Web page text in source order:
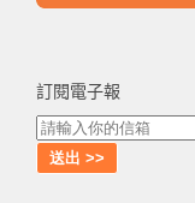
訂閱電子報